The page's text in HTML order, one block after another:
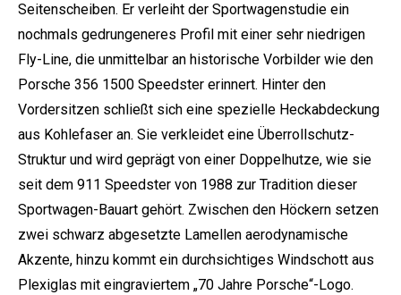
Seitenscheiben. Er verleiht der Sportwagenstudie ein
nochmals gedrungeneres Profil mit einer sehr niedrigen
Fly-Line, die unmittelbar an historische Vorbilder wie den
Porsche 356 1500 Speedster erinnert. Hinter den
Vordersitzen schließt sich eine spezielle Heckabdeckung
aus Kohlefaser an. Sie verkleidet eine Überrollschutz-
Struktur und wird geprägt von einer Doppelhutze, wie sie
seit dem 911 Speedster von 1988 zur Tradition dieser
Sportwagen-Bauart gehört. Zwischen den Höckern setzen
zwei schwarz abgesetzte Lamellen aerodynamische
Akzente, hinzu kommt ein durchsichtiges Windschott aus
Plexiglas mit eingraviertem „70 Jahre Porsche“-Logo.